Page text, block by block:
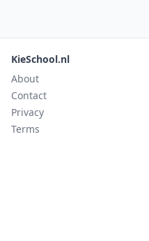
KieSchool.nl
About
Contact
Privacy
Terms